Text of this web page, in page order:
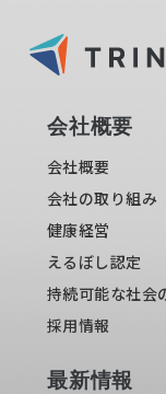
会社概要
会社概要
会社の取り組み
健康経営
えるぼし認定
持続可能な社会
採用情報
最新情報